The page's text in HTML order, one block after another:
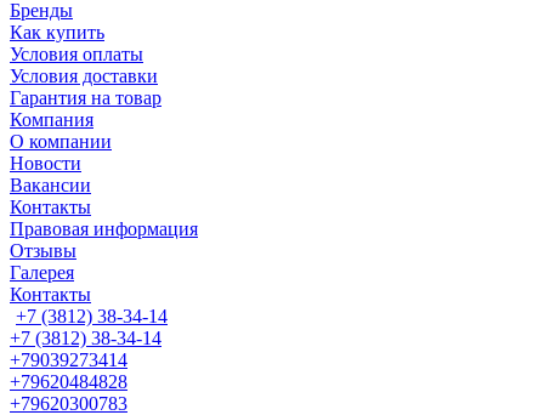
Бренды
Как купить
Условия оплаты
Условия доставки
Гарантия на товар
Компания
О компании
Новости
Вакансии
Контакты
Правовая информация
Отзывы
Галерея
Контакты
+7 (3812) 38-34-14
+7 (3812) 38-34-14
+79039273414
+79620484828
+79620300783